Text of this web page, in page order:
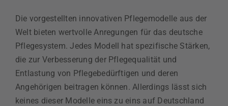
Die vorgestellten innovativen Pflegemodelle aus der
Welt bieten wertvolle Anregungen für das deutsche
Pflegesystem. Jedes Modell hat spezifische Stärken,
die zur Verbesserung der Pflegequalität und
Entlastung von Pflegebedürftigen und deren
Angehörigen beitragen können. Allerdings lässt sich
keines dieser Modelle eins zu eins auf Deutschland